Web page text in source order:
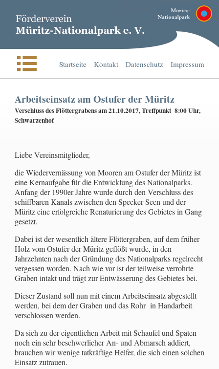
Startseite Kontakt Datenschutz Impressum
Arbeitseinsatz am Ostufer der Müritz
Verschluss des Flöttergrabens am 21.10.2017, Treffpunkt 8:00 Uhr,
Schwarzenhof
Liebe Vereinsmitglieder,
die Wiedervernässung von Mooren am Ostufer der Müritz ist
eine Kernaufgabe für die Entwicklung des Nationalparks.
Anfang der 1990er Jahre wurde durch den Verschluss des
schiffbaren Kanals zwischen den Specker Seen und der
Müritz eine erfolgreiche Renaturierung des Gebietes in Gang
gesetzt.
Dabei ist der wesentlich ältere Flöttergraben, auf dem früher
Holz vom Ostufer der Müritz geflößt wurde, in den
Jahrzehnten nach der Gründung des Nationalparks regelrecht
vergessen worden. Nach wie vor ist der teilweise verrohrte
Graben intakt und trägt zur Entwässerung des Gebietes bei.
Dieser Zustand soll nun mit einem Arbeitseinsatz abgestellt
werden, bei dem der Graben und das Rohr in Handarbeit
verschlossen werden.
Da sich zu der eigentlichen Arbeit mit Schaufel und Spaten
noch ein sehr beschwerlicher An- und Abmarsch addiert,
brauchen wir wenige tatkräftige Helfer, die sich einen solchen
Einsatz zutrauen.